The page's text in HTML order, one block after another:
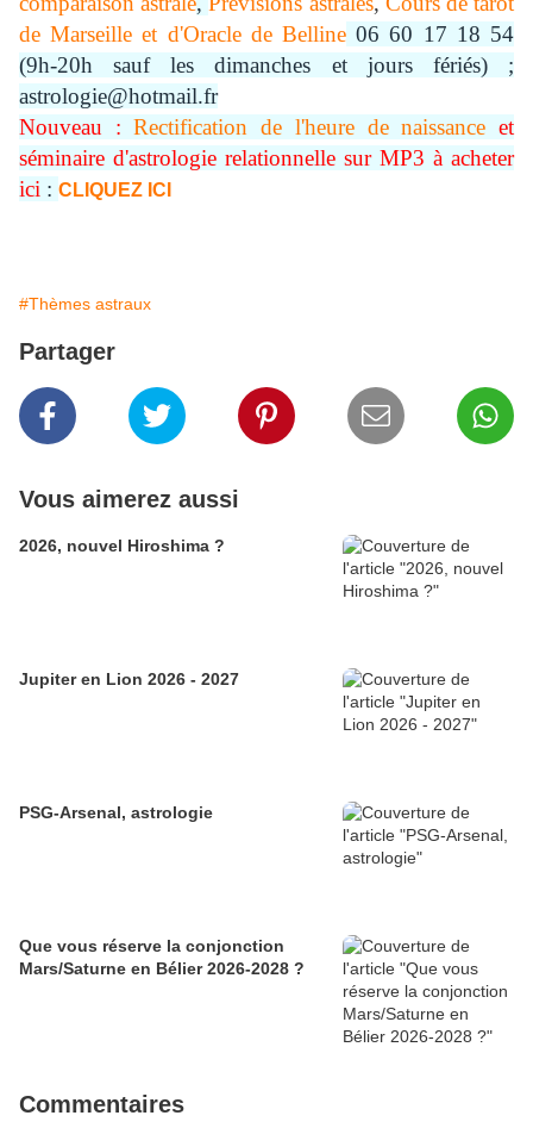
de Marseille et d'Oracle de Belline 06 60 17 18 54
(9h-20h sauf les dimanches et jours fériés) ;
astrologie@hotmail.fr
Nouveau :Rectification de l'heure de naissance et
séminaire d'astrologie relationnelle sur MP3 à acheter
ici : CLIQUEZ ICI
#Thèmes astraux
Partager
Vous aimerez aussi
2026, nouvel Hiroshima ?
Jupiter en Lion 2026 - 2027
PSG-Arsenal, astrologie
Que vous réserve la conjonction
Mars/Saturne en Bélier 2026-2028 ?
Commentaires